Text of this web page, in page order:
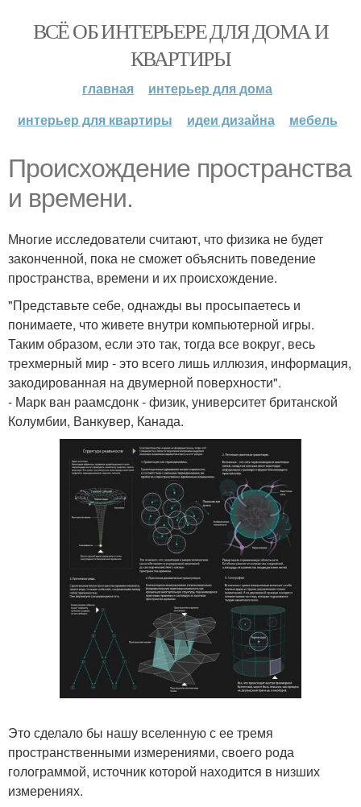
ВСЁ ОБ ИНТЕРЬЕРЕ ДЛЯ ДОМА И
КВАРТИРЫ
главная
интерьер для дома
интерьер для квартиры
идеи дизайна мебель
Происхождение пространства
и времени.
Многие исследователи считают, что физика не будет
законченной, пока не сможет объяснить поведение
пространства, времени и их происхождение.
"Представьте себе, однажды вы просыпаетесь и
понимаете, что живете внутри компьютерной игры.
Таким образом, если это так, тогда все вокруг, весь
трехмерный мир - это всего лишь иллюзия, информация,
закодированная на двумерной поверхности".
- Марк ван раамсдонк - физик, университет британской
Колумбии, Ванкувер, Канада.
Это сделало бы нашу вселенную с ее тремя
пространственными измерениями, своего рода
голограммой, источник которой находится в низших
измерениях.